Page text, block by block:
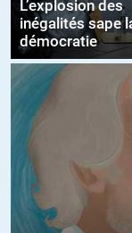
L’explosion des
inégalités sape
démocratie